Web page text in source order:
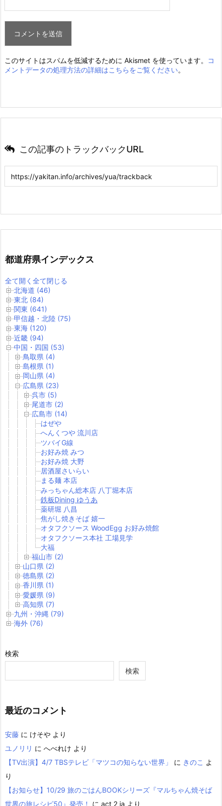
このサイトはスパムを低減するために Akismet を使っています。
コ
メントデータの処理方法の詳細はこちらをご覧ください。
この記事のトラックバックURL
都道府県インデックス
全て開く 全て閉じる
北海道 (46)
東北 (84)
関東 (641)
甲信越・北陸 (75)
東海 (120)
近畿 (94)
中国・四国 (53)
鳥取県 (4)
島根県 (1)
岡山県 (4)
広島県 (23)
呉市 (5)
尾道市 (2)
広島市 (14)
はぜや
へんくつや 流川店
ツバイG線
お好み焼 みつ
お好み焼 大野
居酒屋さいらい
まる麺 本店
みっちゃん総本店 八丁堀本店
鉄板Dining ゆうあ
薬研堀 八昌
焦がし焼きそば 嬉一
オタフクソース WoodEgg お好み焼館
オタフクソース本社 工場見学
大福
福山市 (2)
山口県 (2)
徳島県 (2)
香川県 (1)
愛媛県 (9)
高知県 (7)
九州・沖縄 (79)
海外 (76)
検索
検索
最近のコメント
安藤 に けそや より
ユノリリ に へべれけ より
【TV出演】4/7 TBSテレビ「マツコの知らない世界」
に きのこ よ
り
【お知らせ】10/29 旅のごはんBOOKシリーズ『マルちゃん焼そば
世界の旅レシピ50』発売！
に act 2 ia より